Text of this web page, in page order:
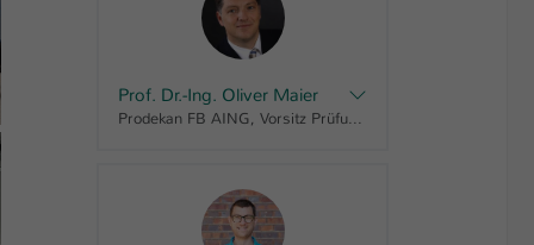
Prof. Dr.-Ing. Oliver Maier
Prodekan FB AING, Vorsitz Prüfungsausschuss: "Digital Engineering, Bachelor" "Digital Engineering berufsbegleitend, Master" "Digital Engineering - dual, Bachelor", Fachbereichsrat AING, Lehrbeauftragter BbB FB AING, Prüfungsausschuss AING Bachelor, Vorsitzender Prüfungsausschuss DE